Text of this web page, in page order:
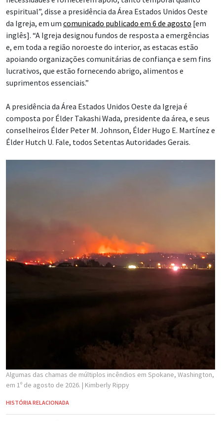
espiritual”, disse a presidência da Área Estados Unidos Oeste
da Igreja, em um comunicado publicado em 6 de agosto [em
inglês]. “A Igreja designou fundos de resposta a emergências
e, em toda a região noroeste do interior, as estacas estão
apoiando organizações comunitárias de confiança e sem fins
lucrativos, que estão fornecendo abrigo, alimentos e
suprimentos essenciais.”
A presidência da Área Estados Unidos Oeste da Igreja é
composta por Élder Takashi Wada, presidente da área, e seus
conselheiros Élder Peter M. Johnson, Élder Hugo E. Martínez e
Élder Hutch U. Fale, todos Setentas Autoridades Gerais.
Algumas das chamas de múltiplos incêndios em Spokane, Washington,
em 1º de agosto de 2026. | Kimberly Rippy
HISTÓRIA RELACIONADA